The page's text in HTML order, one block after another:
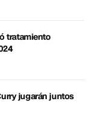
tratamiento
jugarán juntos